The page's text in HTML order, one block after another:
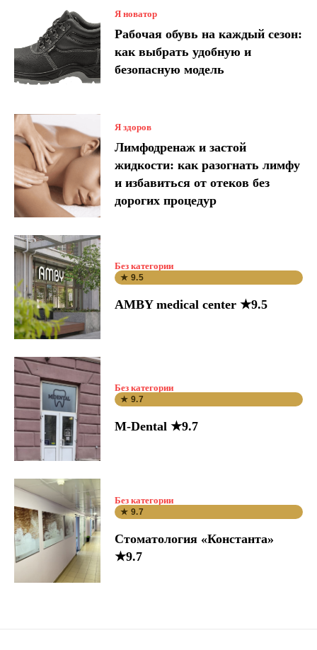
Я новатор
Рабочая обувь на каждый сезон:
как выбрать удобную и
безопасную модель
Я здоров
Лимфодренаж и застой
жидкости: как разогнать лимфу
и избавиться от отеков без
дорогих процедур
Без категории
★ 9.5
AMBY medical center ★9.5
Без категории
★ 9.7
M-Dental ★9.7
Без категории
★ 9.7
Стоматология «Константа»
★9.7